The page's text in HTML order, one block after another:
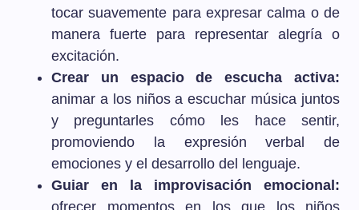
tocar suavemente para expresar calma o de
manera fuerte para representar alegría o
excitación.
Crear un espacio de escucha activa:
animar a los niños a escuchar música juntos
y preguntarles cómo les hace sentir,
promoviendo la expresión verbal de
emociones y el desarrollo del lenguaje.
Guiar en la improvisación emocional:
ofrecer momentos en los que los niños